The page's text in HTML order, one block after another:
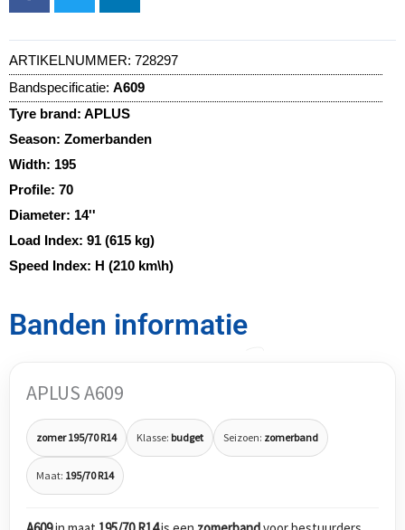
ARTIKELNUMMER: 728297
Bandspecificatie: A609
Tyre brand: APLUS
Season: Zomerbanden
Width: 195
Profile: 70
Diameter: 14''
Load Index: 91 (615 kg)
Speed Index: H (210 km\h)
Banden informatie
APLUS A609
zomer 195/70 R14 Klasse: budget Seizoen: zomerband
Maat: 195/70 R14